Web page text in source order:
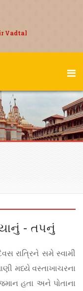
Vadtal
- તપનું
રાત્રિને સમે સ્વામી
મધ્યે વસ્તાખાચરના
હતા અને પોતાના